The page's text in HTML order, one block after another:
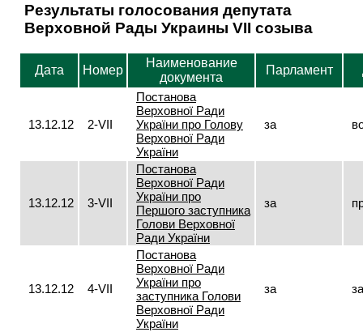
Результаты голосования депутата
Верховной Рады Украины VII созыва
Дата Номер
Наименование
документа
Парламент
13.12.12 2-VII
Постанова
Верховної Ради
України про Голову
Верховної Ради
України
за
13.12.12 3-VII
Постанова
Верховної Ради
України про
Першого заступника
Голови Верховної
Ради України
за
13.12.12 4-VII
Постанова
Верховної Ради
України про
заступника Голови
Верховної Ради
України
за за